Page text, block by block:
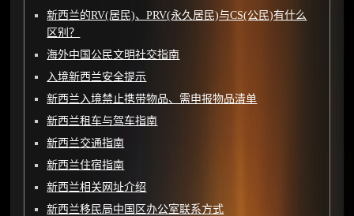
新西兰的RV(居民)、PRV(永久居民)与CS(公民)有什么
区别？
海外中国公民文明社交指南
入境新西兰安全提示
新西兰入境禁止携带物品、需申报物品清单
新西兰租车与驾车指南
新西兰交通指南
新西兰住宿指南
新西兰相关网址介绍
新西兰移民局中国区办公室联系方式